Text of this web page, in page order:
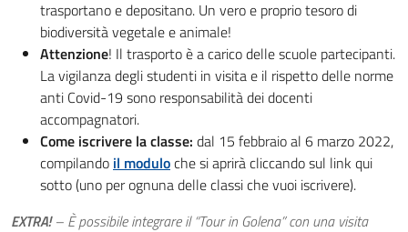
trasportano e depositano. Un vero e proprio tesoro di
biodiversità vegetale e animale!
Attenzione! Il trasporto è a carico delle scuole partecipanti.
La vigilanza degli studenti in visita e il rispetto delle norme
anti Covid-19 sono responsabilità dei docenti
accompagnatori.
Come iscrivere la classe: dal 15 febbraio al 6 marzo 2022,
compilando il moduloche si aprirà cliccando sul link qui
sotto (uno per ognuna delle classi che vuoi iscrivere).
EXTRA!– È possibile integrare il “Tour in Golena” con una visita